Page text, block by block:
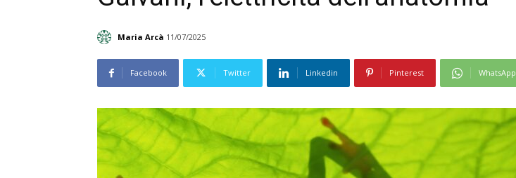
Maria Arcà 11/07/2025
Facebook Twitter Linkedin Pinterest WhatsApp